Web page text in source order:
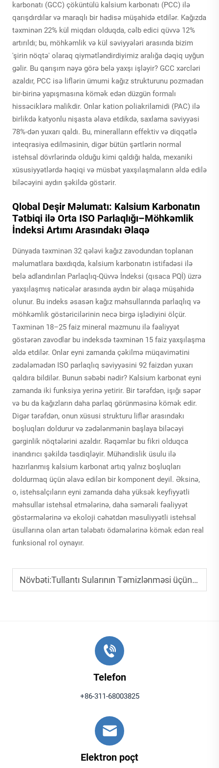
karbonatı (GCC) çöküntülü kalsium karbonatı (PCC) ilə
qarışdırdılar və maraqlı bir hadisə müşahidə etdilər. Kağızda
təxminən 22% kül miqdarı olduqda, cəlb edici qüvvə 12%
artırıldı; bu, möhkəmlik və kül səviyyələri arasında bizim
'şirin nöqtə' olaraq qiymətləndirdiyimiz aralığa dəqiq uyğun
gəlir. Bu qarışım nəyə görə belə yaxşı işləyir? GCC xərcləri
azaldır, PCC isə liflərin ümumi kağız strukturunu pozmadan
bir-birinə yapışmasına kömək edən düzgün formalı
hissəciklərə malikdir. Onlar kation poliakrilamidi (PAC) ilə
birlikdə katyonlu nişasta əlavə etdikdə, saxlama səviyyəsi
78%-dən yuxarı qaldı. Bu, mineralların effektiv və diqqətlə
inteqrasiya edilməsinin, digər bütün şərtlərin normal
istehsal dövrlərində olduğu kimi qaldığı halda, mexaniki
xüsusiyyətlərdə həqiqi və müsbət yaxşılaşmaların əldə edilə
biləcəyini aydın şəkildə göstərir.
Qlobal Deşir Məlumatı: Kalsium Karbonatın
Tətbiqi ilə Orta ISO Parlaqlığı–Möhkəmlik
İndeksi Artımı Arasındakı Əlaqə
Dünyada təxminən 32 qələvi kağız zavodundan toplanan
məlumatlara baxdıqda, kalsium karbonatın istifadəsi ilə
belə adlandırılan Parlaqlıq-Qüvvə İndeksi (qısaca PQİ) üzrə
yaxşılaşmış nəticələr arasında aydın bir əlaqə müşahidə
olunur. Bu indeks əsasən kağız məhsullarında parlaqlıq və
möhkəmlik göstəricilərinin necə birgə işlədiyini ölçür.
Təxminən 18–25 faiz mineral məzmunu ilə fəaliyyət
göstərən zavodlar bu indeksdə təxminən 15 faiz yaxşılaşma
əldə etdilər. Onlar eyni zamanda çəkilmə müqavimətini
zədələmədən ISO parlaqlıq səviyyəsini 92 faizdən yuxarı
qaldıra bildilər. Bunun səbəbi nədir? Kalsium karbonat eyni
zamanda iki funksiya yerinə yetirir. Bir tərəfdən, işığı səpər
və bu da kağızların daha parlaq görünməsinə kömək edir.
Digər tərəfdən, onun xüsusi strukturu liflər arasındakı
boşluqları doldurur və zədələnmənin başlaya biləcəyi
gərginlik nöqtələrini azaldır. Rəqəmlər bu fikri olduqca
inandırıcı şəkildə təsdiqləyir. Mühəndislik üsulu ilə
hazırlanmış kalsium karbonat artıq yalnız boşluqları
doldurmaq üçün əlavə edilən bir komponent deyil. Əksinə,
o, istehsalçıların eyni zamanda daha yüksək keyfiyyətli
məhsullar istehsal etmələrinə, daha səmərəli fəaliyyət
göstərmələrinə və ekoloji cəhətdən məsuliyyətli istehsal
üsullarına olan artan tələbatı ödəmələrinə kömək edən real
funksional rol oynayır.
Növbəti:Tullantı Sularının Təmizlənməsi üçün Zeolitin Sənaye Tullantı Sularını Təmizləməyə Necə Kömək Etdiyi
Telefon
+86-311-68003825
Elektron poçt